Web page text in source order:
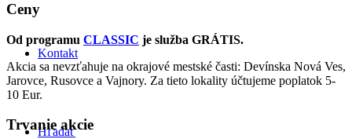
Kontakt
Hľadať
Ceny
Od programu CLASSIC je služba GRÁTIS.
Akcia sa nevzťahuje na okrajové mestské časti: Devínska Nová Ves,
Jarovce, Rusovce a Vajnory. Za tieto lokality účtujeme poplatok 5-
10 Eur.
Trvanie akcie